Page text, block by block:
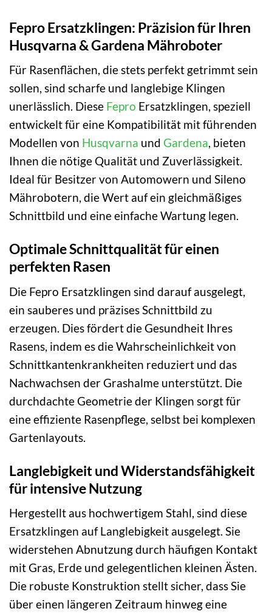
Fepro Ersatzklingen: Präzision für Ihren
Husqvarna & Gardena Mähroboter
Für Rasenflächen, die stets perfekt getrimmt sein
sollen, sind scharfe und langlebige Klingen
unerlässlich. Diese Fepro Ersatzklingen, speziell
entwickelt für eine Kompatibilität mit führenden
Modellen von Husqvarna und Gardena, bieten
Ihnen die nötige Qualität und Zuverlässigkeit.
Ideal für Besitzer von Automowern und Sileno
Mährobotern, die Wert auf ein gleichmäßiges
Schnittbild und eine einfache Wartung legen.
Optimale Schnittqualität für einen
perfekten Rasen
Die Fepro Ersatzklingen sind darauf ausgelegt,
ein sauberes und präzises Schnittbild zu
erzeugen. Dies fördert die Gesundheit Ihres
Rasens, indem es die Wahrscheinlichkeit von
Schnittkantenkrankheiten reduziert und das
Nachwachsen der Grashalme unterstützt. Die
durchdachte Geometrie der Klingen sorgt für
eine effiziente Rasenpflege, selbst bei komplexen
Gartenlayouts.
Langlebigkeit und Widerstandsfähigkeit
für intensive Nutzung
Hergestellt aus hochwertigem Stahl, sind diese
Ersatzklingen auf Langlebigkeit ausgelegt. Sie
widerstehen Abnutzung durch häufigen Kontakt
mit Gras, Erde und gelegentlichen kleinen Ästen.
Die robuste Konstruktion stellt sicher, dass Sie
über einen längeren Zeitraum hinweg eine